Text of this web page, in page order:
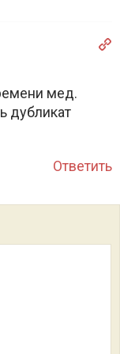
мед.
дубликат
Ответить